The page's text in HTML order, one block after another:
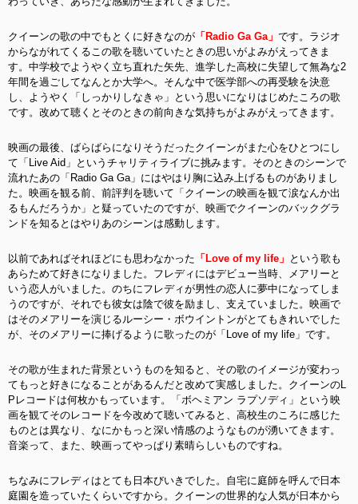
クイーンの歌の中でもとくに好きなのが 「Radio Ga Ga」 です。ラジオ
からながれてくるこの歌を聴いていたときの思いがよみがえってきま
す。中学校でようやく立ち直れた矢先、進学した高校に失望して無為な2
年間を過ごしてなんとか大学へ。そんな中で医学部への再受験を決意
し、ようやく「しっかりしなきゃ」という思いになりはじめたころの歌
です。改めて聴くとそのときの前向きな気持ちがよみがえってきます。
映画の最後、ばらばらになりそうだったクイーンがまた心をひとつにし
て「Live Aid」というチャリティライブに挑みます。そのときのシーンで
流れたあの「Radio Ga Ga」にはやはり胸に込み上げるものがありまし
た。映画を観る前、前評判を聴いて「クイーンの映画を観て涙なんか出
るもんだろうか」と疑っていたのですが、映画でクイーンのバックグラ
ンドを知るとはやりあのシーンは感動します。
以前であればそれほどにも思わなかった 「Love of my life」 という歌も
あらためて好きになりました。フレディにはデビュー当時、メアリーと
いう恋人がいました。のちにフレディが男性の恋人に夢中になってしま
うのですが、それでも彼女は陰で彼を励まし、支えていました。映画で
はそのメアリーを演じるルーシー・ボウイントンがとてもきれいでした
が、そのメアリーに捧げるように歌ったのが「Love of my life」です。
その歌が生まれた背景というものを知ると、その歌のイメージが変わっ
てもっと好きになることがあるんだと改めて実感しました。クイーンのL
Pレコードは何枚かもっています。「ボヘミアン ラプソディ」という映
画を観てそのレコードを今改めて聴いてみると、高校生のころに感じた
ものとは異なり、なにかもっと深い情感のようなものが湧いてきます。
音楽って、また、映画ってやっぱり素晴らしいものですね。
ちなみにフレディはとても日本びいきでした。自宅に庭師を呼んで日本
庭園を造っていたくらいですから。クイーンの世界的な人気が日本から